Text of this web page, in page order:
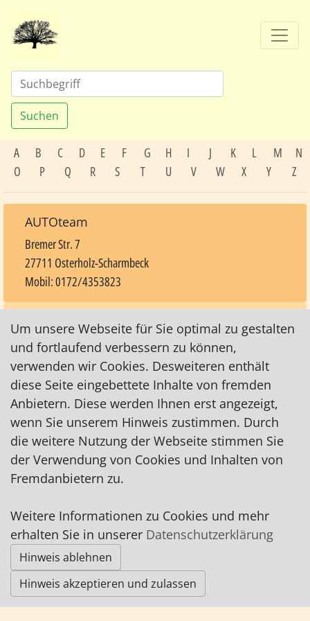
Suchen
A B C D E F G H I J K L M
N
O
P Q R S T U V W X Y Z
AUTOteam
Bremer Str. 7
27711 Osterholz-Scharmbeck
Mobil: 0172/4353823
Impressum |Datenschutz|AGB
© Worpswede24 2015-2026
Um unsere Webseite für Sie optimal zu gestalten
und fortlaufend verbessern zu können,
verwenden wir Cookies. Desweiteren enthält
diese Seite eingebettete Inhalte von fremden
Anbietern. Diese werden Ihnen erst angezeigt,
wenn Sie unserem Hinweis zustimmen. Durch
die weitere Nutzung der Webseite stimmen Sie
der Verwendung von Cookies und Inhalten von
Fremdanbietern zu.
Weitere Informationen zu Cookies und mehr
erhalten Sie in unserer Datenschutzerklärung
Hinweis ablehnen
Hinweis akzeptieren und zulassen